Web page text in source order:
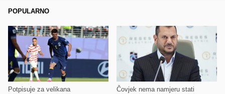
POPULARNO
Potpisuje za velikana Čovjek nema namjeru stati